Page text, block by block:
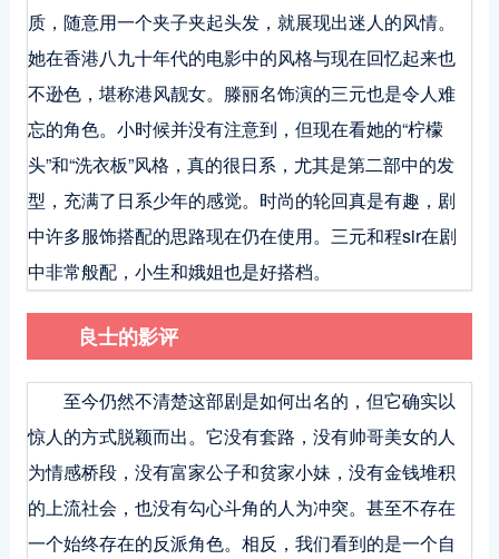
质，随意用一个夹子夹起头发，就展现出迷人的风情。
她在香港八九十年代的电影中的风格与现在回忆起来也
不逊色，堪称港风靓女。滕丽名饰演的三元也是令人难
忘的角色。小时候并没有注意到，但现在看她的“柠檬
头”和“洗衣板”风格，真的很日系，尤其是第二部中的发
型，充满了日系少年的感觉。时尚的轮回真是有趣，剧
中许多服饰搭配的思路现在仍在使用。三元和程sir在剧
中非常般配，小生和娥姐也是好搭档。
良士的影评
至今仍然不清楚这部剧是如何出名的，但它确实以
惊人的方式脱颖而出。它没有套路，没有帅哥美女的人
为情感桥段，没有富家公子和贫家小妹，没有金钱堆积
的上流社会，也没有勾心斗角的人为冲突。甚至不存在
一个始终存在的反派角色。相反，我们看到的是一个自